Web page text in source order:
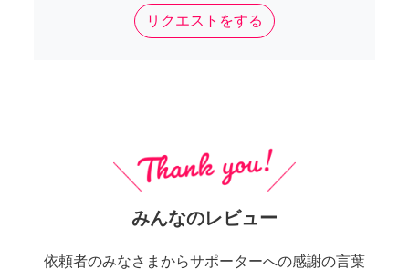
リクエストをする
みんなのレビュー
依頼者のみなさまからサポーターへの感謝の言葉